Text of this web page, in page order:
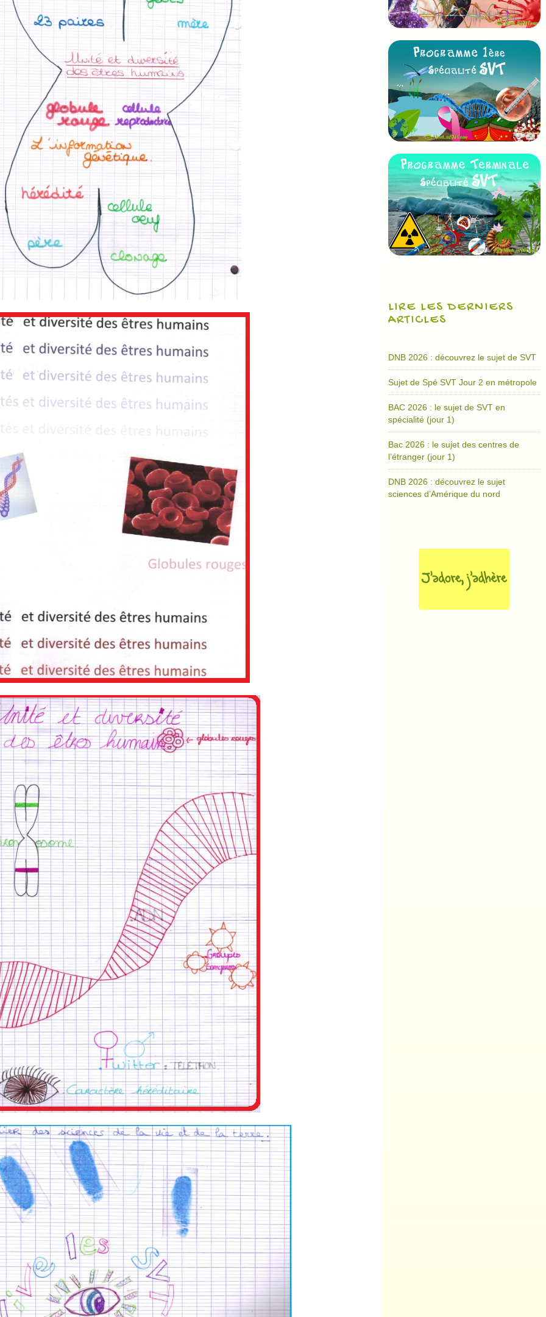
LIRE LES DERNIERS
ARTICLES
DNB 2026 : découvrez le sujet de SVT
Sujet de Spé SVT Jour 2 en métropole
BAC 2026 : le sujet de SVT en
spécialité (jour 1)
Bac 2026 : le sujet des centres de
l’étranger (jour 1)
DNB 2026 : découvrez le sujet
sciences d’Amérique du nord